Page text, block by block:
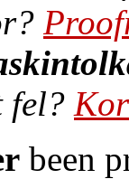
fel?
been